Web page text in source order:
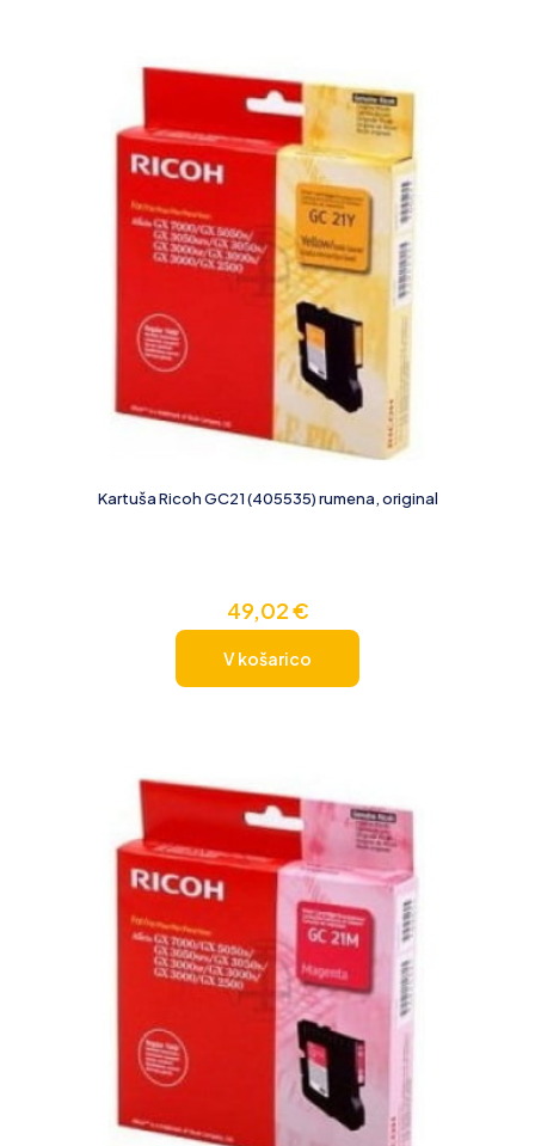
Kartuša Ricoh GC21 (405535) rumena, original
49,02€
V košarico